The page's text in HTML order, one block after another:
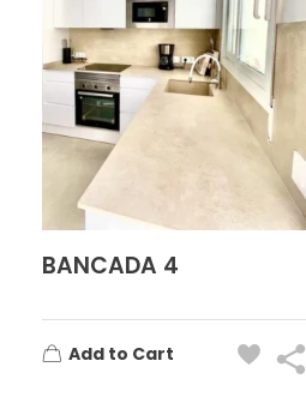
BANCADA 4
Add to Cart